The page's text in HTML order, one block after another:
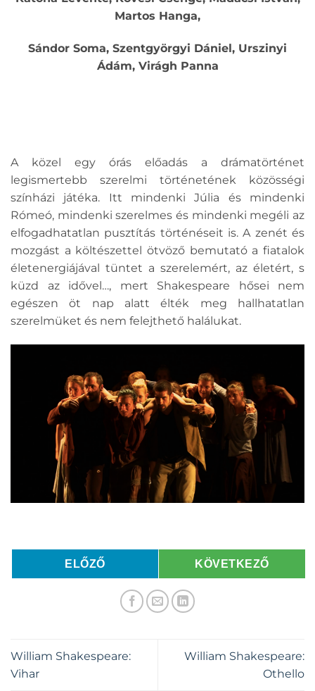
Martos Hanga,
Sándor Soma, Szentgyörgyi Dániel, Urszinyi
Ádám, Virágh Panna
A közel egy órás előadás a drámatörténet
legismertebb szerelmi történetének közösségi
színházi játéka. Itt mindenki Júlia és mindenki
Rómeó, mindenki szerelmes és mindenki megéli az
elfogadhatatlan pusztítás történéseit is. A zenét és
mozgást a költészettel ötvöző bemutató a fiatalok
életenergiájával tüntet a szerelemért, az életért, s
küzd az idővel…, mert Shakespeare hősei nem
egészen öt nap alatt élték meg hallhatatlan
szerelmüket és nem felejthető halálukat.
ELŐZŐ KÖVETKEZŐ
William Shakespeare:
Vihar
William Shakespeare:
Othello